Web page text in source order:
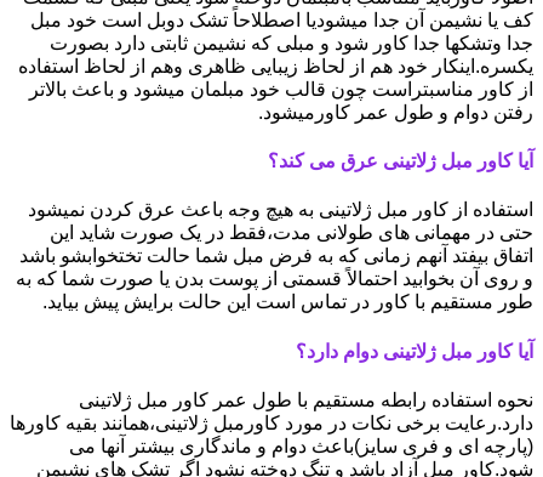
کف یا نشیمن آن جدا میشودیا اصطلاحاً تشک دوبل است خود مبل
جدا وتشکها جدا کاور شود و مبلی که نشیمن ثابتی دارد بصورت
یکسره.اینکار خود هم از لحاظ زیبایی ظاهری وهم از لحاظ استفاده
از کاور مناسبتراست چون قالب خود مبلمان میشود و باعث بالاتر
رفتن دوام و طول عمر کاورمیشود.
آیا کاور مبل ژلاتینی عرق می کند؟
استفاده از کاور مبل ژلاتینی به هیچ وجه باعث عرق کردن نمیشود
حتی در مهمانی های طولانی مدت،فقط در یک صورت شاید این
اتفاق بیفتد آنهم زمانی که به فرض مبل شما حالت تختخوابشو باشد
و روی آن بخوابید احتمالاً قسمتی از پوست بدن یا صورت شما که به
طور مستقیم با کاور در تماس است این حالت برایش پیش بیاید.
آیا کاور مبل ژلاتینی دوام دارد؟
نحوه استفاده رابطه مستقیم با طول عمر کاور مبل ژلاتینی
دارد.رعایت برخی نکات در مورد کاورمبل ژلاتینی،همانند بقیه کاورها
(پارچه ای و فری سایز)باعث دوام و ماندگاری بیشتر آنها می
شود.کاور مبل آزاد باشد و تنگ دوخته نشود اگر تشک های نشیمن